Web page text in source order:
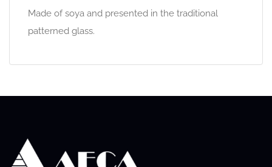
Made of soya and presented in the traditional
patterned glass.